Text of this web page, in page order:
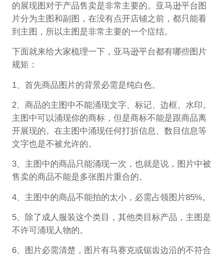
的展现图对于产品售卖是非常主要的。亚马逊平台图
片分为主图和副图，在没有点开店铺之前，都只能看
到主图，所以主图是非常主要的一个症结。
下面就来给大家梳理一下，亚马逊平台都有哪些图片
规矩：
1、首先商品图片的背景必需是纯白色。
2、商品的主图中不能涌现文字、标记、边框、水印。
主图中可以涌现你的商标，但是商标不能是跟商品离
开展现的。在主图中涌现任何打折信息、数目信息等
文字也是不被允许的。
3、主图中的商品只能涌现一次，也就是说，图片中被
售卖的商品不能是多张图片重合的。
4、主图中的商品不能拍的太小，必需占领图片85%。
5、除了成人服装这个类目，其他类目标产品，主图是
不许可涌现人物的。
6、图片必需清楚，图片有马赛克或锯齿边沿的不符合